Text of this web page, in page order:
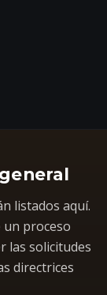
listados aquí.
proceso
las solicitudes
directrices